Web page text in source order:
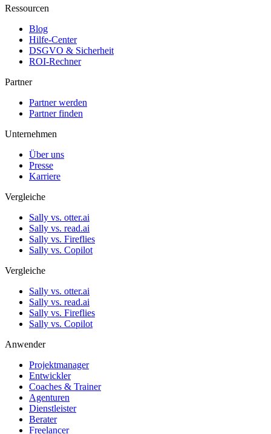
Ressourcen
Blog
Hilfe-Center
DSGVO & Sicherheit
ROI-Rechner
Partner
Partner werden
Partner finden
Unternehmen
Über uns
Presse
Karriere
Vergleiche
Sally vs. otter.ai
Sally vs. read.ai
Sally vs. Fireflies
Sally vs. Copilot
Vergleiche
Sally vs. otter.ai
Sally vs. read.ai
Sally vs. Fireflies
Sally vs. Copilot
Anwender
Projektmanager
Entwickler
Coaches & Trainer
Agenturen
Dienstleister
Berater
Freelancer